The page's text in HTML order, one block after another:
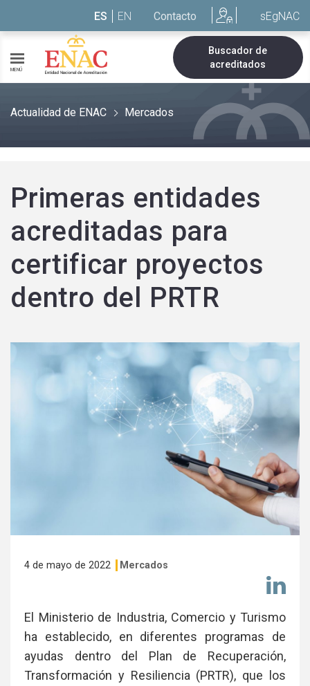
ES EN Contacto sEgNAC
MENÚ
Buscador de
acreditados
Actualidad de ENAC Mercados
Primeras entidades
acreditadas para
certificar proyectos
dentro del PRTR
4 de mayo de 2022 Mercados
en
El Ministerio de Industria, Comercio y Turismo
ha establecido, en diferentes programas de
ayudas dentro del Plan de Recuperación,
Transformación y Resiliencia (PRTR), que los